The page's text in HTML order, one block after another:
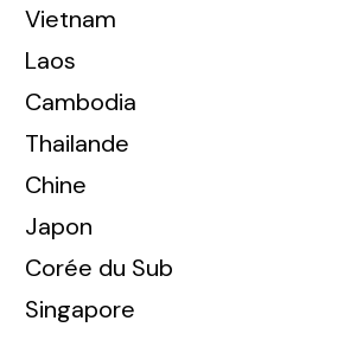
Vietnam
Laos
Cambodia
Thailande
Chine
Japon
Corée du Sub
Singapore